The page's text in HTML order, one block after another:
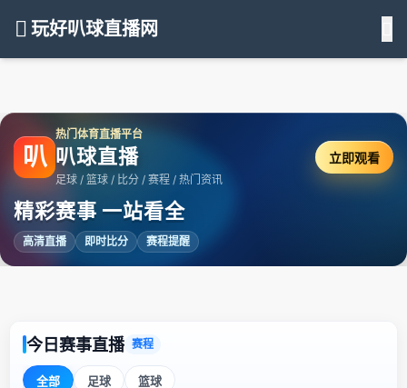
玩好叭球直播网
叭
热门体育直播平台
叭球直播
足球 / 篮球 / 比分 / 赛程 / 热门资讯
精彩赛事 一站看全
高清直播 即时比分 赛程提醒
立即观看